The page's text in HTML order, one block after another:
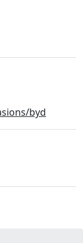
byd